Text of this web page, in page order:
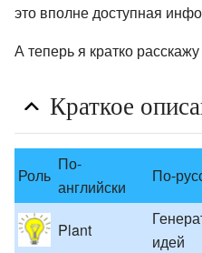
это вполне доступная
А теперь я кратко
Краткое
Роль
По-
английски
По-
Plant
идей